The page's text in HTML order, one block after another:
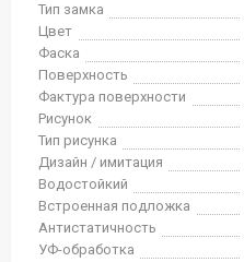
Тип замка
Цвет
Фаска
Поверхность
Фактура поверхности
Рисунок
Тип рисунка
Дизайн / имитация
Водостойкий
Встроенная подложка
Антистатичность
УФ-обработка